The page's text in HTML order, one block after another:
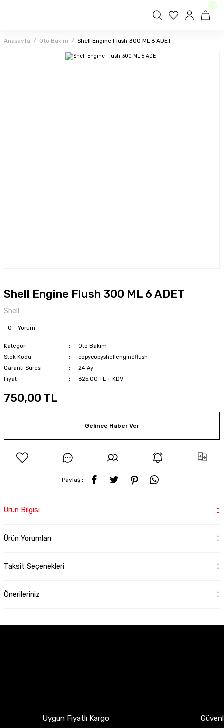
Anasayfa Oto Bakım Shell Engine Flush 300 ML 6 ADET
Shell Engine Flush 300 ML 6 ADET
Shell
0 - Yorum
Kategori
Oto Bakım
Stok Kodu
copycopyshellengineflush
Garanti Süresi
24 Ay
Fiyat
625,00 TL + KDV
750,00 TL
Gelince Haber Ver
Paylaş :
Ürün Bilgisi
Ürün Yorumları
Taksit Seçenekleri
Önerileriniz
Uygun Fiyatlı Kargo